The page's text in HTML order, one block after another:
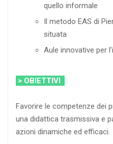
quello informale
Il metodo EAS di
situata
Aule innovative per
> OBIETTIVI
Favorire le competenze dei
una didattica trasmissiva e
azioni dinamiche ed efficaci.